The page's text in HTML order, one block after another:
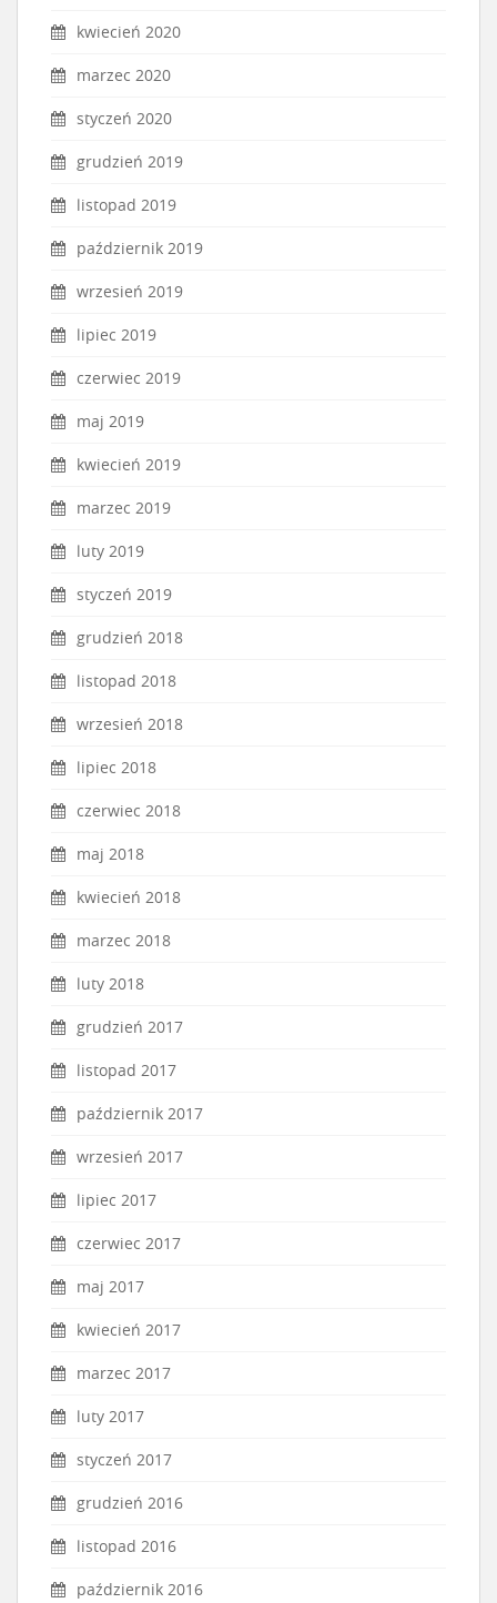
kwiecień 2020
marzec 2020
styczeń 2020
grudzień 2019
listopad 2019
październik 2019
wrzesień 2019
lipiec 2019
czerwiec 2019
maj 2019
kwiecień 2019
marzec 2019
luty 2019
styczeń 2019
grudzień 2018
listopad 2018
wrzesień 2018
lipiec 2018
czerwiec 2018
maj 2018
kwiecień 2018
marzec 2018
luty 2018
grudzień 2017
listopad 2017
październik 2017
wrzesień 2017
lipiec 2017
czerwiec 2017
maj 2017
kwiecień 2017
marzec 2017
luty 2017
styczeń 2017
grudzień 2016
listopad 2016
październik 2016